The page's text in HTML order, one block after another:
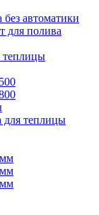
автоматики
для полива
теплицы
для теплицы